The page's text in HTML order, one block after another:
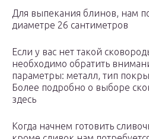
Для выпекания блинов, нам
диаметре 26 сантиметров
Если у вас нет такой
необходимо обратить
параметры: металл, тип
Более подробно о выборе
здесь
Когда начнем готовить